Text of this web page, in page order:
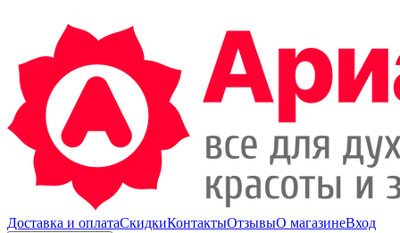
Доставка и оплатаСкидкиКонтактыОтзывыО магазинеВход